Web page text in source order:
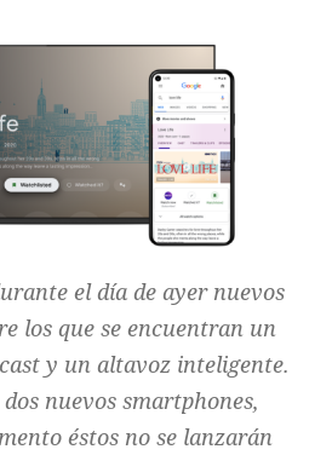
el día de ayer nuevos
los que se encuentran un
y un altavoz inteligente.
nuevos smartphones,
éstos no se lanzarán